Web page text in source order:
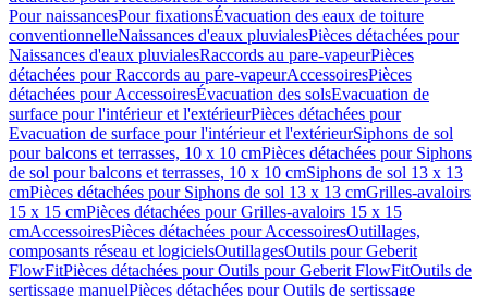
Pour naissancesPour fixationsÉvacuation des eaux de toiture
conventionnelleNaissances d'eaux pluvialesPièces détachées pour
Naissances d'eaux pluvialesRaccords au pare-vapeurPièces
détachées pour Raccords au pare-vapeurAccessoiresPièces
détachées pour AccessoiresÉvacuation des solsEvacuation de
surface pour l'intérieur et l'extérieurPièces détachées pour
Evacuation de surface pour l'intérieur et l'extérieurSiphons de sol
pour balcons et terrasses, 10 x 10 cmPièces détachées pour Siphons
de sol pour balcons et terrasses, 10 x 10 cmSiphons de sol 13 x 13
cmPièces détachées pour Siphons de sol 13 x 13 cmGrilles-avaloirs
15 x 15 cmPièces détachées pour Grilles-avaloirs 15 x 15
cmAccessoiresPièces détachées pour AccessoiresOutillages,
composants réseau et logicielsOutillagesOutils pour Geberit
FlowFitPièces détachées pour Outils pour Geberit FlowFitOutils de
sertissage manuelPièces détachées pour Outils de sertissage